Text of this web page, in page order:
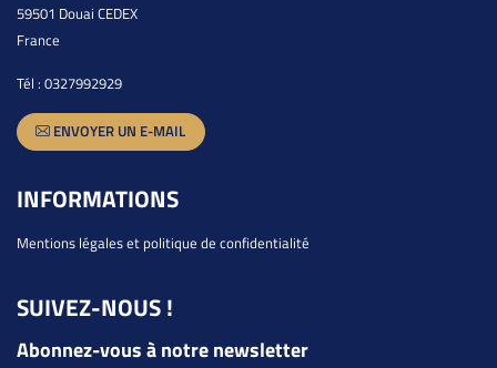
59501 Douai CEDEX
France
Tél : 0327992929
ENVOYER UN E-MAIL
INFORMATIONS
Mentions légales et politique de confidentialité
SUIVEZ-NOUS !
Abonnez-vous à notre newsletter